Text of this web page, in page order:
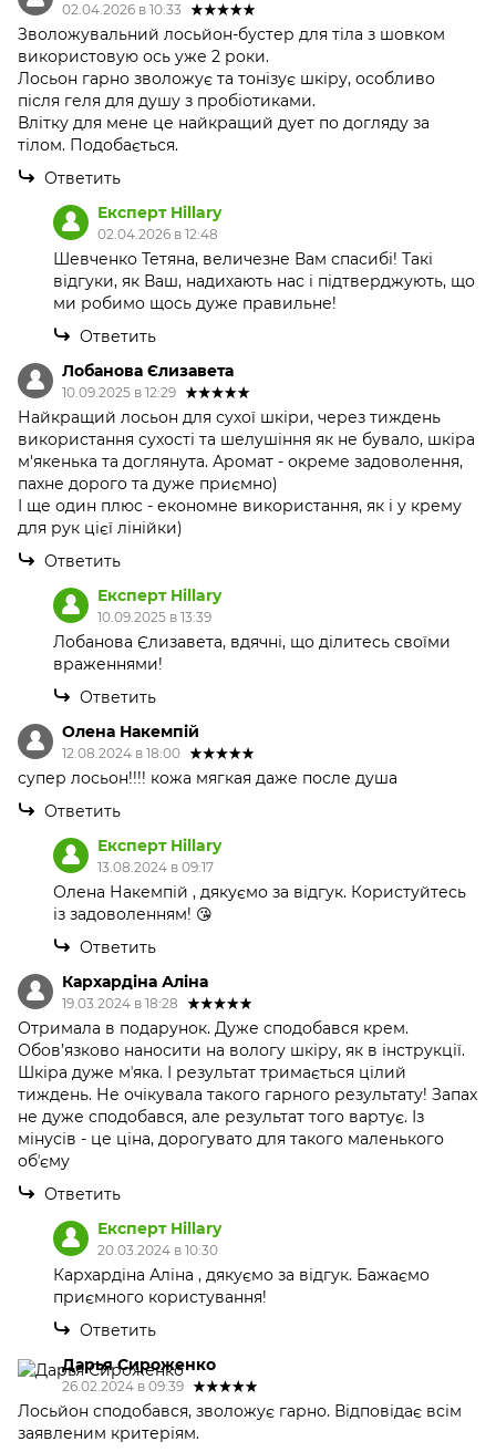
02.04.2026 в 10:33
Зволожувальний лосьйон-бустер для тіла з шовком
використовую ось уже 2 роки.
Лосьон гарно зволожує та тонізує шкіру, особливо
після геля для душу з пробіотиками.
Влітку для мене це найкращий дует по догляду за
тілом. Подобається.
Ответить
Експерт Hillary
02.04.2026 в 12:48
Шевченко Тетяна, величезне Вам спасибі! Такі
відгуки, як Ваш, надихають нас і підтверджують, що
ми робимо щось дуже правильне!
Ответить
Лобанова Єлизавета
10.09.2025 в 12:29
Найкращий лосьон для сухої шкіри, через тиждень
використання сухості та шелушіння як не бувало, шкіра
м'якенька та доглянута. Аромат - окреме задоволення,
пахне дорого та дуже приємно)
І ще один плюс - економне використання, як і у крему
для рук цієї лінійки)
Ответить
Експерт Hillary
10.09.2025 в 13:39
Лобанова Єлизавета, вдячні, що ділитесь своїми
враженнями!
Ответить
Олена Накемпій
12.08.2024 в 18:00
супер лосьон!!!! кожа мягкая даже после душа
Ответить
Експерт Hillary
13.08.2024 в 09:17
Олена Накемпій , дякуємо за відгук. Користуйтесь
із задоволенням! 😘
Ответить
Кархардіна Аліна
19.03.2024 в 18:28
Отримала в подарунок. Дуже сподобався крем.
Обов’язково наносити на вологу шкіру, як в інструкції.
Шкіра дуже мʼяка. І результат тримається цілий
тиждень. Не очікувала такого гарного результату! Запах
не дуже сподобався, але результат того вартує. Із
мінусів - це ціна, дорогувато для такого маленького
обʼєму
Ответить
Експерт Hillary
20.03.2024 в 10:30
Кархардіна Аліна , дякуємо за відгук. Бажаємо
приємного користування!
Ответить
Дарья Сироженко
26.02.2024 в 09:39
Лосьйон сподобався, зволожує гарно. Відповідає всім
заявленим критеріям.